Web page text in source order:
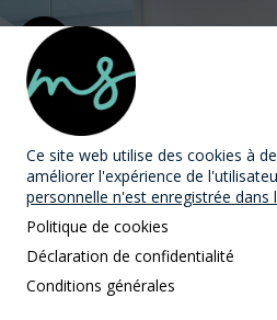
MAST
Droit
Ce site web utilise des cookies à
améliorer l'expérience de
personnelle n'est enregistrée dans
Politique de cookies
Déclaration de confidentialité
Conditions générales